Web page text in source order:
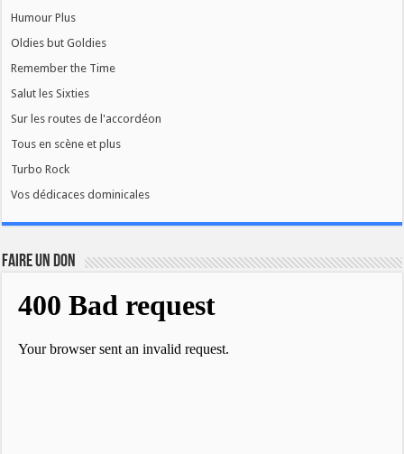
Humour Plus
Oldies but Goldies
Remember the Time
Salut les Sixties
Sur les routes de l'accordéon
Tous en scène et plus
Turbo Rock
Vos dédicaces dominicales
FAIRE UN DON